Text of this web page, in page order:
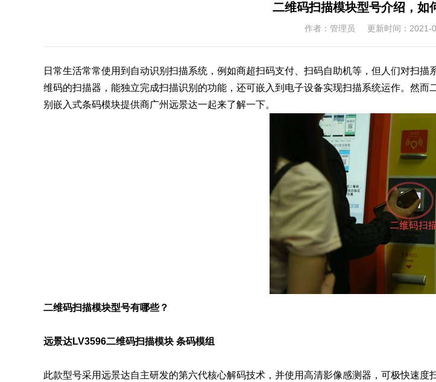
二维码扫描模块型号介绍，如
作者：管理员 更新时间：
日常生活常常使用到自动识别扫描系统，例如商超扫码支付、扫码自助机等，但人们对扫描
维码的扫描器，能独立完成扫描识别的功能，还可嵌入到电子设备实现扫描系统运作。然
别嵌入式条码模块提供商广州远景达一起来了解一下。
二维码扫描模块型号有哪些？
远景达LV3596二维码扫描模块 条码模组
此款型号采用远景达自主研发的第六代核心解码技术，并使用高清影像感测器，可极快速